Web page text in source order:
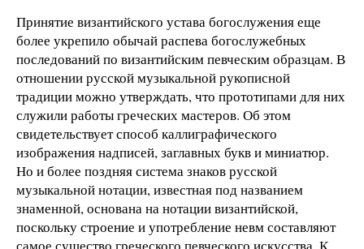
Принятие византийского устава богослужения еще
более укрепило обычай распева богослужебных
последований по византийским певческим образцам. В
отношении русской музыкальной рукописной
традиции можно утверждать, что прототипами для них
служили работы греческих мастеров. Об этом
свидетельствует способ каллиграфического
изображения надписей, заглавных букв и миниатюр.
Но и более поздняя система знаков русской
музыкальной нотации, известная под названием
знаменной, основана на нотации византийской,
поскольку строение и употребление невм составляют